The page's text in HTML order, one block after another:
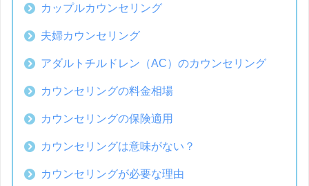
カップルカウンセリング
夫婦カウンセリング
アダルトチルドレン（AC）のカウンセリング
カウンセリングの料金相場
カウンセリングの保険適用
カウンセリングは意味がない？
カウンセリングが必要な理由